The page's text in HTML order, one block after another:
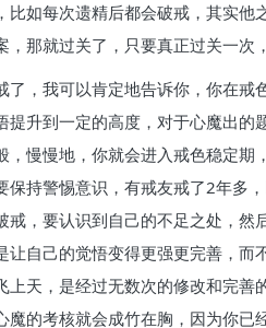
比如每次遗精后都会破戒，其实
，那就过关了，只要真正过关一次
了，我可以肯定地告诉你，你在
提升到一定的高度，对于心魔出
，慢慢地，你就会进入戒色稳定
保持警惕意识，有戒友戒了2年多
戒，要认识到自己的不足之处，然
让自己的觉悟变得更强更完善，
上天，是经过无数次的修改和完
魔的考核就会成竹在胸，因为你已